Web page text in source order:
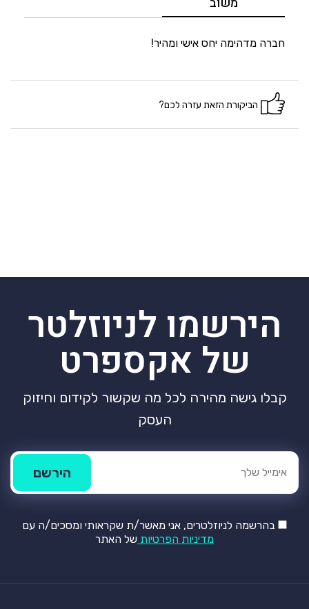
זמנים5
חברה מדהימה יחס אישי ומהיר!
הביקורת הזאת עזרה לכם?
הירשמו לניוזלטר
של אקספרט
קבלו גישה מהירה לכל מה שקשור לקידום וחיזוק
העסק
בהרשמה לניוזלטרים, אני מאשר/ת שקראותי ומסכים/ה עם
מדיניות הפרטיות של האתר